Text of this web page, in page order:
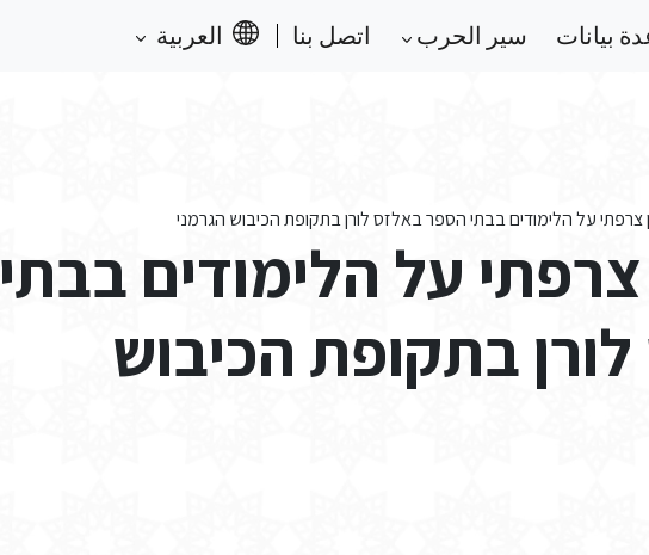
بيانات سير الحرب اتصل بنا العربية
צרפתי על הלימודים בבתי הספר באלזס לורן בתקופת הכיבוש הגרמני
צרפתי על הלימודים בבתי
בתקופת הכיבוש